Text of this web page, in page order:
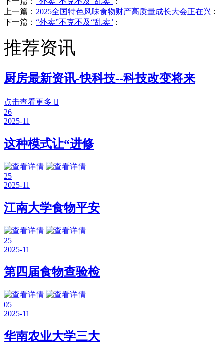
上一篇： 2025全国特色风味食物财产高质量成长大会正在兴 :
下一篇： “外卖”不克不及“乱卖” :
推荐资讯
厨房最新资讯-快科技--科技改变将来
点击查看更多 
26
2025-11
这种模式让“进修
25
2025-11
江南大学食物平安
25
2025-11
第四届食物查验检
05
2025-11
华南农业大学三大